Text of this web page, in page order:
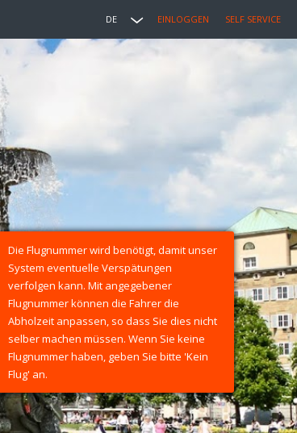
DE EINLOGGEN SELF SERVICE
Die Flugnummer wird benötigt, damit unser
System eventuelle Verspätungen
verfolgen kann. Mit angegebener
Flugnummer können die Fahrer die
Abholzeit anpassen, so dass Sie dies nicht
selber machen müssen. Wenn Sie keine
Flugnummer haben, geben Sie bitte 'Kein
Flug' an.